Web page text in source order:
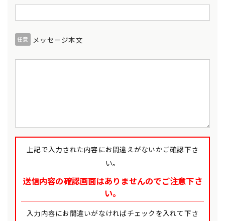
任意 メッセージ本文
上記で入力された内容にお間違えがないかご確認下さ
い。
送信内容の確認画面はありませんのでご注意下さ
い。
入力内容にお間違いがなければチェックを入れて下さ